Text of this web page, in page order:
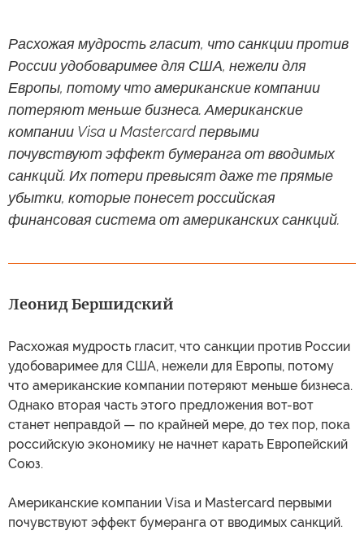
Расхожая мудрость гласит, что санкции против
России удобоваримее для США, нежели для
Европы, потому что американские компании
потеряют меньше бизнеса. Американские
компании Visa и Mastercard первыми
почувствуют эффект бумеранга от вводимых
санкций. Их потери превысят даже те прямые
убытки, которые понесет российская
финансовая система от американских санкций.
Леонид Бершидский
Расхожая мудрость гласит, что санкции против России
удобоваримее для США, нежели для Европы, потому
что американские компании потеряют меньше бизнеса.
Однако вторая часть этого предложения вот-вот
станет неправдой — по крайней мере, до тех пор, пока
российскую экономику не начнет карать Европейский
Союз.
Американские компании Visa и Mastercard первыми
почувствуют эффект бумеранга от вводимых санкций.